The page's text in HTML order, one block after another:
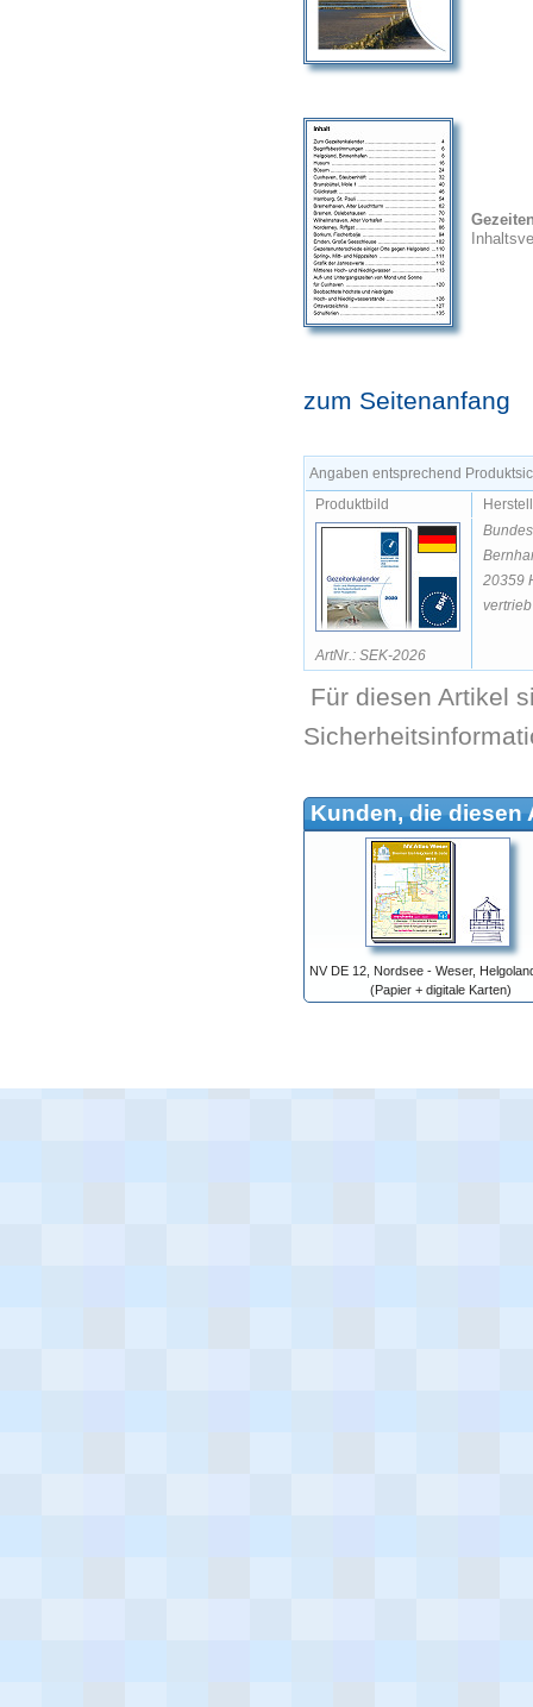
zum Seitenanfang
Angaben entsprechend
Produktbild
ArtNr.: SEK-2026
20359
Für diesen Artikel
Kunden, die diesen
NV DE 12, Nordsee - Weser,
(Papier + digitale Karten)